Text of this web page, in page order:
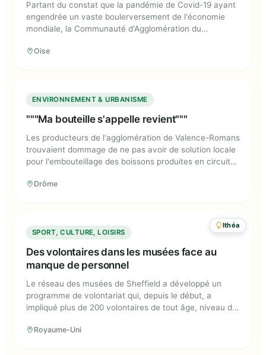
Partant du constat que la pandémie de Covid-19 ayant
engendrée un vaste boulerversement de l'économie
mondiale, la Communauté d'Agglomération du
un nouveau modèle de développement économique
Oise
"""Ma bouteille s'appelle revient"""
ENVIRONNEMENT & URBANISME
"""Ma bouteille s'appelle revient"""
Les producteurs de l'agglomération de Valence-Romans
trouvaient dommage de ne pas avoir de solution locale
pour l'embouteillage des boissons produites en circuit
Drôme
Des volontaires dans les musées face
au manque de personnel
Ithéa
SPORT, CULTURE, LOISIRS
Des volontaires dans les musées face au
manque de personnel
Le réseau des musées de Sheffield a développé un
programme de volontariat qui, depuis le début, a
impliqué plus de 200 volontaires de tout âge, niveau de
Royaume-Uni